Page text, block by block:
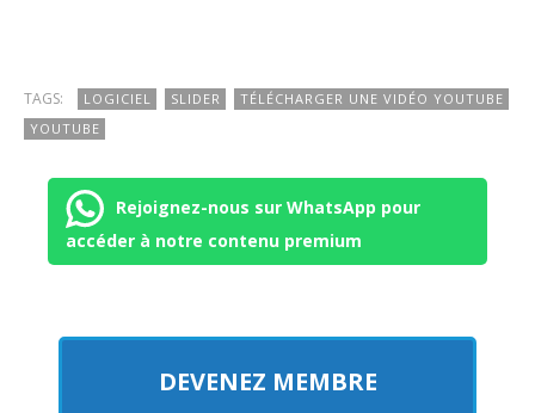
TAGS: LOGICIEL SLIDER
TÉLÉCHARGER UNE VIDÉO YOUTUBE
YOUTUBE
Rejoignez-nous sur WhatsApp pour
accéder à notre contenu premium
DEVENEZ MEMBRE